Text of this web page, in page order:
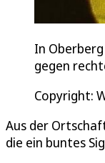
In
gegen
Copyright:
Aus der
die ein buntes